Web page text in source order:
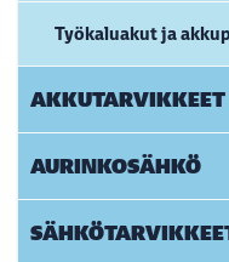
Työkaluakut ja
AKKUTARVIKKEET
AURINKOSÄHKÖ